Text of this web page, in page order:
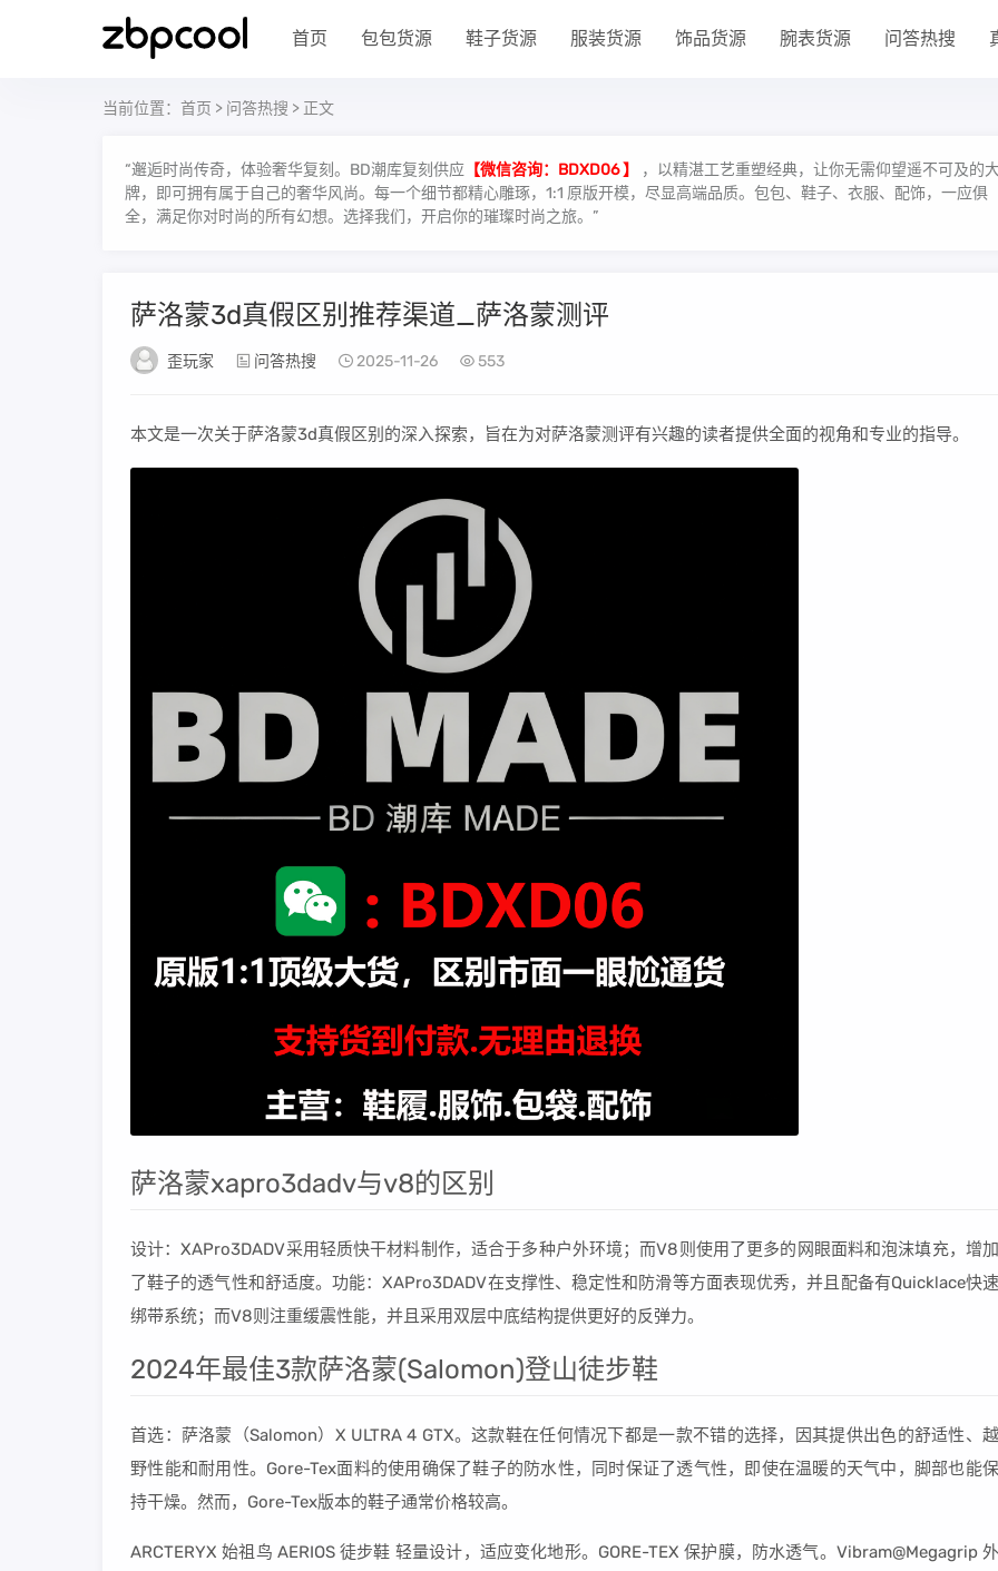
首页 包包货源 鞋子货源 服装货源 饰品货源 腕表货源 问答热搜
当前位置： 首页 > 问答热搜 > 正文
“邂逅时尚传奇，体验奢华复刻。BD潮库复刻供应 【微信咨询：BDXD06 】
，以精湛工艺重塑经典，让你无需仰望遥不可及的
牌，即可拥有属于自己的奢华风尚。每一个细节都精心雕琢，1:1 原版开模，尽显高端品质。包包、鞋子、衣服、配饰，一应俱
全，满足你对时尚的所有幻想。选择我们，开启你的璀璨时尚之旅。”
萨洛蒙3d真假区别推荐渠道_萨洛蒙测评
歪玩家 问答热搜 2025-11-26 553
本文是一次关于萨洛蒙3d真假区别的深入探索，旨在为对萨洛蒙测评有兴趣的读者提供全面的视角和专业的指导。
萨洛蒙xapro3dadv与v8的区别
设计：XAPro3DADV采用轻质快干材料制作，适合于多种户外环境；而V8则使用了更多的网眼面料和泡沫填充，增加
了鞋子的透气性和舒适度。功能：XAPro3DADV在支撑性、稳定性和防滑等方面表现优秀，并且配备有Quicklace快速
绑带系统；而V8则注重缓震性能，并且采用双层中底结构提供更好的反弹力。
2024年最佳3款萨洛蒙(Salomon)登山徒步鞋
首选：萨洛蒙（Salomon）X ULTRA 4 GTX。这款鞋在任何情况下都是一款不错的选择，因其提供出色的舒适性、越
野性能和耐用性。Gore-Tex面料的使用确保了鞋子的防水性，同时保证了透气性，即使在温暖的天气中，脚部也能保
持干燥。然而，Gore-Tex版本的鞋子通常价格较高。
ARCTERYX 始祖鸟 AERIOS 徒步鞋 轻量设计，适应变化地形。GORE-TEX 保护膜，防水透气。Vibram@Megagrip 外